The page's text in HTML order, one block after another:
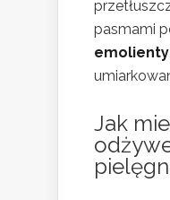
pasmami
emolienty
Jak